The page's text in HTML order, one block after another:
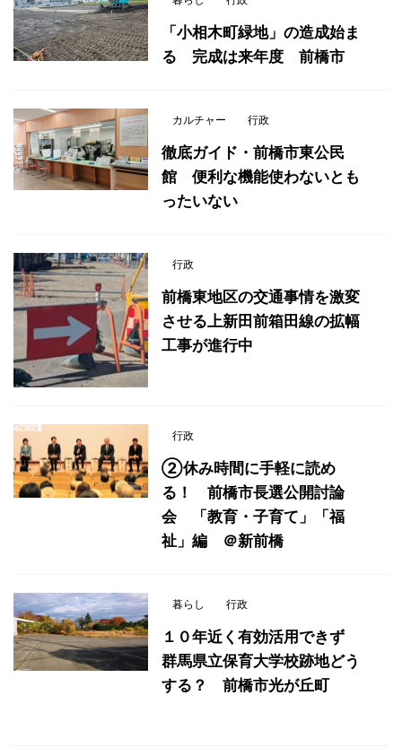
「小相木町緑地」の造成始ま
る 完成は来年度 前橋市
カルチャー 行政
徹底ガイド・前橋市東公民
館 便利な機能使わないとも
ったいない
行政
前橋東地区の交通事情を激変
させる上新田前箱田線の拡幅
工事が進行中
行政
②休み時間に手軽に読め
る！ 前橋市長選公開討論
会 「教育・子育て」「福
祉」編 ＠新前橋
暮らし 行政
１０年近く有効活用できず
群馬県立保育大学校跡地どう
する？ 前橋市光が丘町